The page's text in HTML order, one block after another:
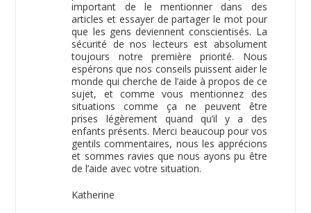
important de le mentionner dans des
articles et essayer de partager le mot pour
que les gens deviennent conscientisés. La
sécurité de nos lecteurs est absolument
toujours notre première priorité. Nous
espérons que nos conseils puissent aider le
monde qui cherche de l’aide à propos de ce
sujet, et comme vous mentionnez des
situations comme ça ne peuvent être
prises légèrement quand qu’il y a des
enfants présents. Merci beaucoup pour vos
gentils commentaires, nous les apprécions
et sommes ravies que nous ayons pu être
de l’aide avec votre situation.
Katherine